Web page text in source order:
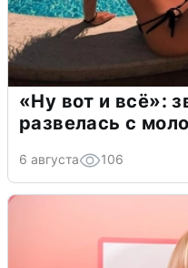
«Ну вот и всё»:
развелась с
6 августа 106